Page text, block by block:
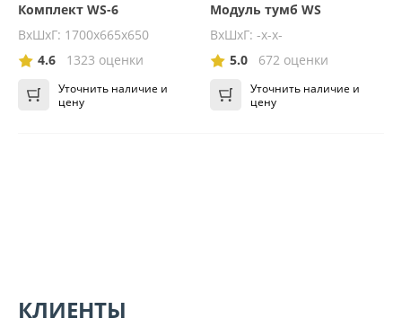
Комплект WS-6
ВхШхГ: 1700х665х650
4.6
1323 оценки
Уточнить наличие и
цену
Модуль тумб WS
ВхШхГ: -x-x-
5.0
672 оценки
Уточнить наличие и
цену
КЛИЕНТЫ